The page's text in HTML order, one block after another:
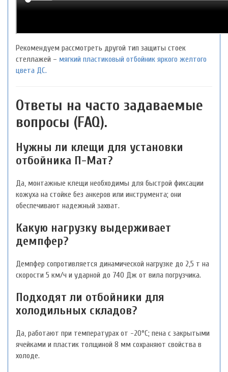
Рекомендуем рассмотреть другой тип защиты стоек
стеллажей – мягкий пластиковый отбойник яркого желтого
цвета ДС.
Ответы на часто задаваемые
вопросы (FAQ).
Нужны ли клещи для установки
отбойника П-Мат?
Да, монтажные клещи необходимы для быстрой фиксации
кожуха на стойке без анкеров или инструмента; они
обеспечивают надежный захват.
Какую нагрузку выдерживает
демпфер?
Демпфер сопротивляется динамической нагрузке до 2,5 т на
скорости 5 км/ч и ударной до 740 Дж от вила погрузчика.
Подходят ли отбойники для
холодильных складов?
Да, работают при температурах от -20°C; пена с закрытыми
ячейками и пластик толщиной 8 мм сохраняют свойства в
холоде.